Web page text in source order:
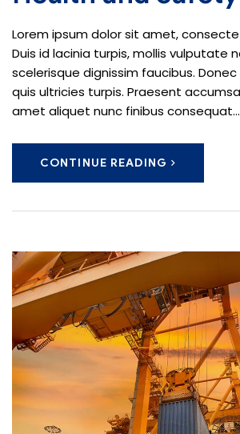
Lorem ipsum dolor sit amet,
Duis id lacinia turpis, mollis vulputate
scelerisque dignissim faucibus.
quis ultricies turpis. Praesent
amet aliquet nunc finibus consequat...
CONTINUE READING